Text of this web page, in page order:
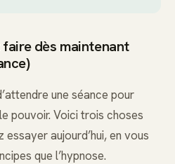
dès maintenant
une séance pour
pouvoir. Voici trois choses
aujourd’hui, en vous
que l’hypnose.